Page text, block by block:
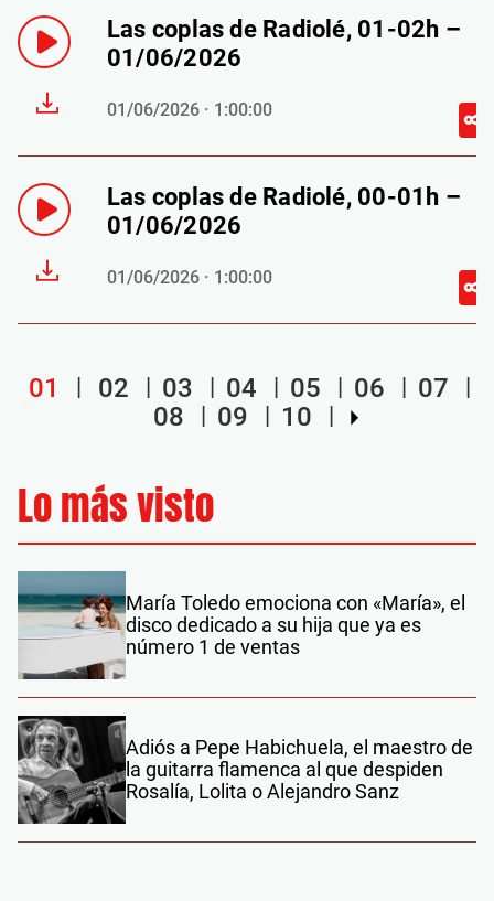
Las coplas de Radiolé, 01-02h –
01/06/2026
01/06/2026 · 1:00:00
Las coplas de Radiolé, 00-01h –
01/06/2026
01/06/2026 · 1:00:00
01 02 03 04 05 06
07
08
09 10
Lo más visto
María Toledo emociona con «María», el
disco dedicado a su hija que ya es
número 1 de ventas
Adiós a Pepe Habichuela, el maestro de
la guitarra flamenca al que despiden
Rosalía, Lolita o Alejandro Sanz